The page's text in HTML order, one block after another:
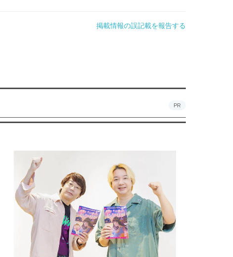
掲載情報の誤記載を報告する
PR